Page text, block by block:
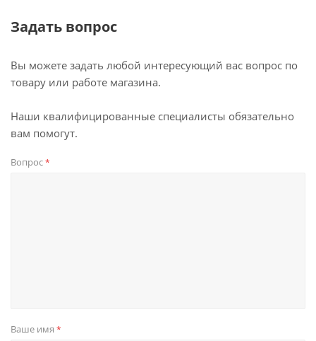
Задать вопрос
Вы можете задать любой интересующий вас вопрос по
товару или работе магазина.
Наши квалифицированные специалисты обязательно
вам помогут.
Вопрос*
Ваше имя *